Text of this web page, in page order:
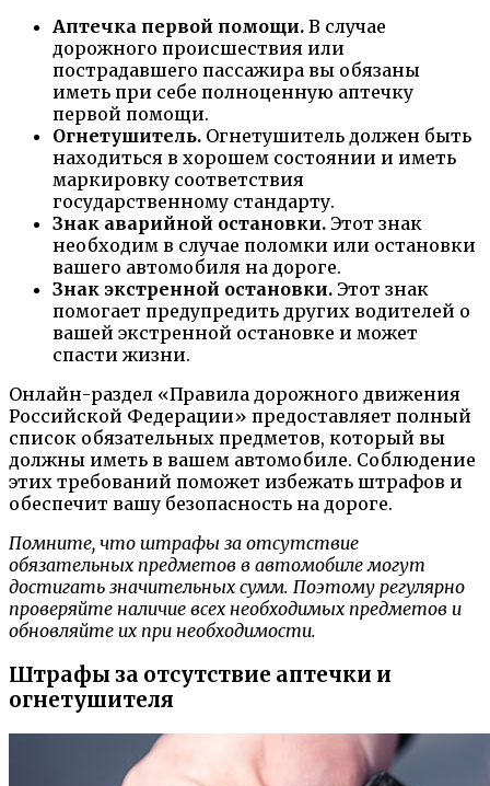
Аптечка первой помощи. В случае
дорожного происшествия или
пострадавшего пассажира вы обязаны
иметь при себе полноценную аптечку
первой помощи.
Огнетушитель. Огнетушитель должен быть
находиться в хорошем состоянии и иметь
маркировку соответствия
государственному стандарту.
Знак аварийной остановки. Этот знак
необходим в случае поломки или остановки
вашего автомобиля на дороге.
Знак экстренной остановки. Этот знак
помогает предупредить других водителей о
вашей экстренной остановке и может
спасти жизни.
Онлайн-раздел «Правила дорожного движения
Российской Федерации» предоставляет полный
список обязательных предметов, который вы
должны иметь в вашем автомобиле. Соблюдение
этих требований поможет избежать штрафов и
обеспечит вашу безопасность на дороге.
Помните, что штрафы за отсутствие
обязательных предметов в автомобиле могут
достигать значительных сумм. Поэтому регулярно
проверяйте наличие всех необходимых предметов и
обновляйте их при необходимости.
Штрафы за отсутствие аптечки и
огнетушителя